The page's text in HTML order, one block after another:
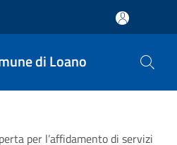
di Loano
per l’affidamento di servizi